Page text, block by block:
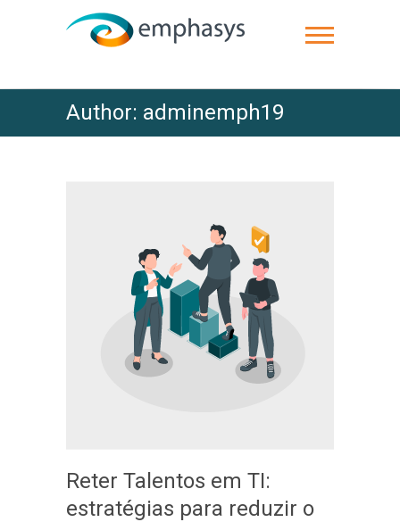
Author: adminemph19
Reter Talentos em TI:
estratégias para reduzir o